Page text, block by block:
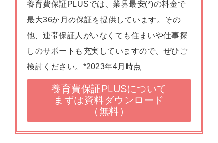
養育費保証PLUSでは、業界最安(*)の料金で
最大36か月の保証を提供しています。その
他、連帯保証人がいなくても住まいや仕事探
しのサポートも充実していますので、ぜひご
検討ください。*2023年4月時点
養育費保証PLUSについて
まずは資料ダウンロード
（無料）